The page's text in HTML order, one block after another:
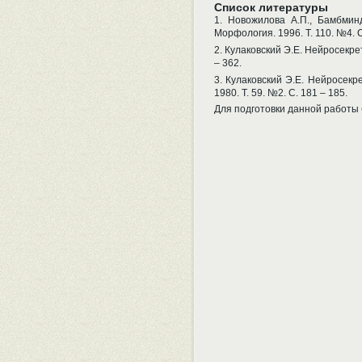
Список литературы
1. Новожилова А.П.,
Морфология. 1996. Т. 110. №4.
2. Кулаковский Э.Е.
– 362.
3. Кулаковский Э.Е.
1980. Т. 59. №2. С. 181 – 185.
Для подготовки данной